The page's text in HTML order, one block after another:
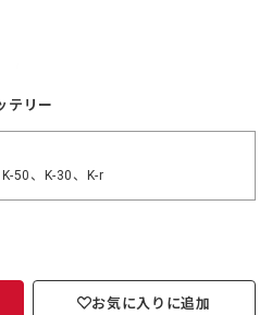
テリー
50、K-30、K-r
お気に入りに追加